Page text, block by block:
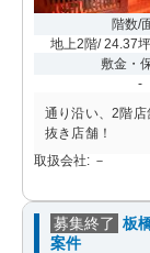
階数/
地上2階/ 24.37坪
敷金・
-
通り沿い、2階
抜き店舗！
取扱会社: －
募集終了 板
案件